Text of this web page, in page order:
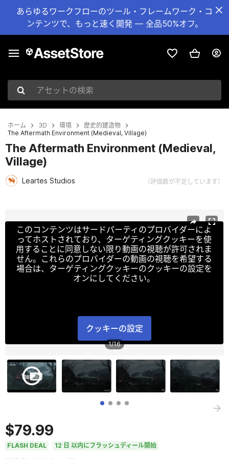
あらゆるワークフローのツール・フレームワーク・コ
ンテンツで、もっと速く開発 — 全品50%オフ。
アセットの検索
ホーム 3D 環境
歴史的建造物
The Aftermath Environment (Medieval, Village)
The Aftermath Environment (Medieval,
Village)
Leartes Studios （評価数が不足しています）
このコンテンツはサードパーティのプロバイダーによ
ってホストされており、ターゲティングクッキーを使
用することに同意しない限り動画の視聴が許可されま
せん。これらのプロバイダーの動画の視聴を希望する
場合は、ターゲティングクッキーのクッキーの設定を
オンにしてください。
クッキーの設定
1/16
$79.99
FLASH DEAL 12 日 以内にフラッシュディール開始